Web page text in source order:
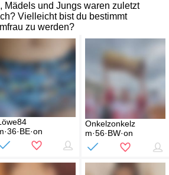
Mädels und Jungs waren zuletzt
Vielleicht bist du bestimmt
zu werden?
Onkelzonkelz
m·56·BW·on